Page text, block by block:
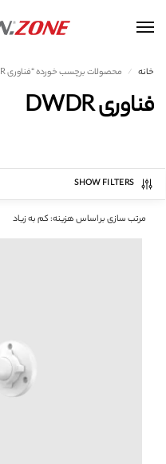
خانه / محصولات برچسب خورده “فناوری DWDR”
فناوری DWDR
SHOW FILTERS